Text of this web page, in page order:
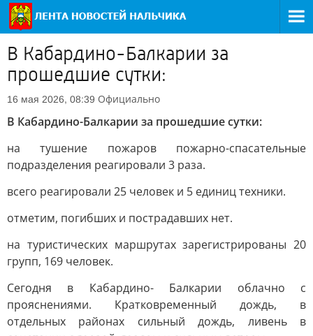
В Кабардино-Балкарии за
прошедшие сутки:
16 мая 2026, 08:39 Официально
В Кабардино-Балкарии за прошедшие сутки:
на тушение пожаров пожарно-спасательные
подразделения реагировали 3 раза.
всего реагировали 25 человек и 5 единиц техники.
отметим, погибших и пострадавших нет.
на туристических маршрутах зарегистрированы 20
групп, 169 человек.
Сегодня в Кабардино- Балкарии облачно с
прояснениями. Кратковременный дождь, в
отдельных районах сильный дождь, ливень в